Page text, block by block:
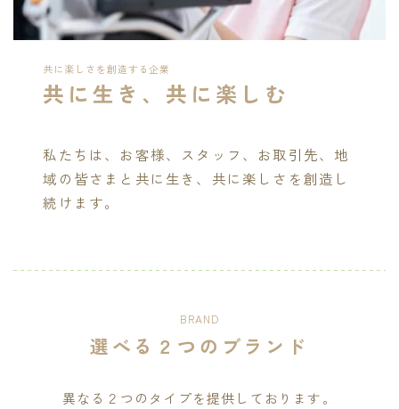
共に楽しさを創造する企業
共に生き、共に楽しむ
私たちは、お客様、スタッフ、お取引先、地
域の皆さまと共に生き、共に楽しさを創造し
続けます。
BRAND
選べる２つのブランド
異なる２つのタイプを提供しております。